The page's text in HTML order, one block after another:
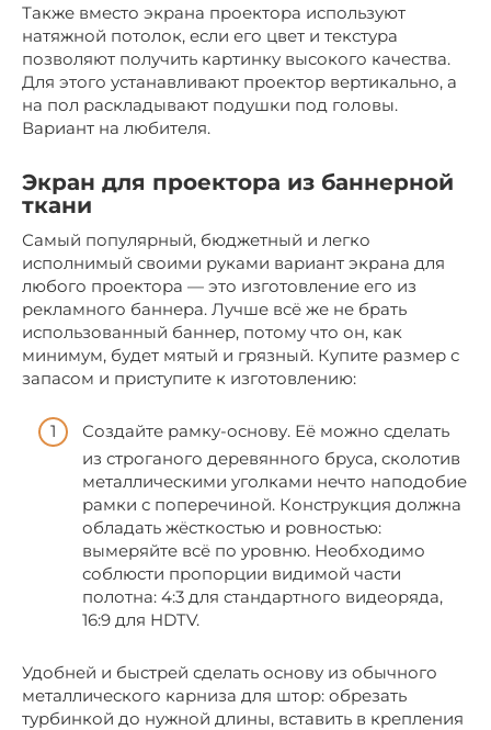
Также вместо экрана проектора используют
натяжной потолок, если его цвет и текстура
позволяют получить картинку высокого качества.
Для этого устанавливают проектор вертикально, а
на пол раскладывают подушки под головы.
Вариант на любителя.
Экран для проектора из баннерной
ткани
Самый популярный, бюджетный и легко
исполнимый своими руками вариант экрана для
любого проектора — это изготовление его из
рекламного баннера. Лучше всё же не брать
использованный баннер, потому что он, как
минимум, будет мятый и грязный. Купите размер с
запасом и приступите к изготовлению:
Создайте рамку-основу. Её можно сделать
из строганого деревянного бруса, сколотив
металлическими уголками нечто наподобие
рамки с поперечиной. Конструкция должна
обладать жёсткостью и ровностью:
вымеряйте всё по уровню. Необходимо
соблюсти пропорции видимой части
полотна: 4:3 для стандартного видеоряда,
16:9 для HDTV.
Удобней и быстрей сделать основу из обычного
металлического карниза для штор: обрезать
турбинкой до нужной длины, вставить в крепления